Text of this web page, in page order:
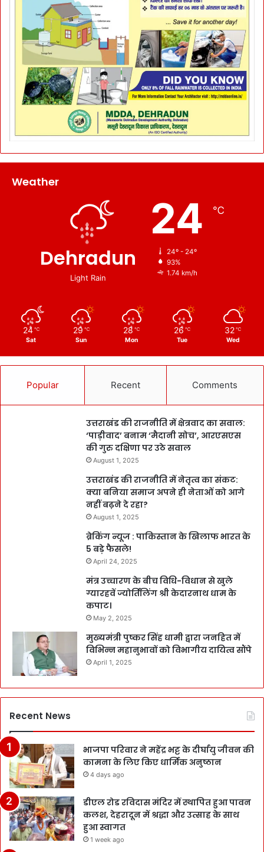
Weather
Dehradun
Light Rain
24 ℃
24º - 24º
93%
1.74 km/h
24 ℃
Sat
29 ℃
Sun
28 ℃
Mon
26 ℃
Tue
32 ℃
Wed
Popular Recent Comments
उत्तराखंड की राजनीति में क्षेत्रवाद का सवाल:
‘पाड़ीवाद’ बनाम ‘मैदानी सोच’, आरएसएस
की गुरु दक्षिणा पर उठे सवाल
August 1, 2025
उत्तराखंड की राजनीति में नेतृत्व का संकट:
क्या बनिया समाज अपने ही नेताओं को आगे
नहीं बढ़ने दे रहा?
August 1, 2025
ब्रेकिंग न्यूज : पाकिस्तान के खिलाफ भारत के
5 बड़े फैसले!
April 24, 2025
मंत्र उच्चारण के बीच विधि-विधान से खुले
ग्यारहवें ज्योर्तिलिंग श्री केदारनाथ धाम के
कपाट।
May 2, 2025
मुख्यमंत्री पुष्कर सिंह धामी द्वारा जनहित में
विभिन्न महानुभावों को विभागीय दायित्व सौंपे
April 1, 2025
Recent News
भाजपा परिवार ने महेंद्र भट्ट के दीर्घायु जीवन की
कामना के लिए किए धार्मिक अनुष्ठान
4 days ago
डीएल रोड रविदास मंदिर में स्थापित हुआ पावन
कलश, देहरादून में श्रद्धा और उत्साह के साथ
हुआ स्वागत
1 week ago